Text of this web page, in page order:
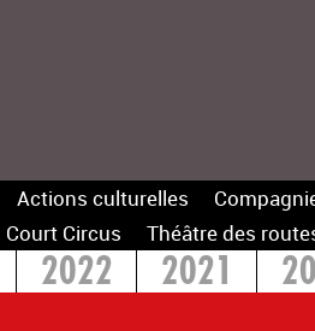
Actions culturelles
Court Circus Théâtre des
2022 2021